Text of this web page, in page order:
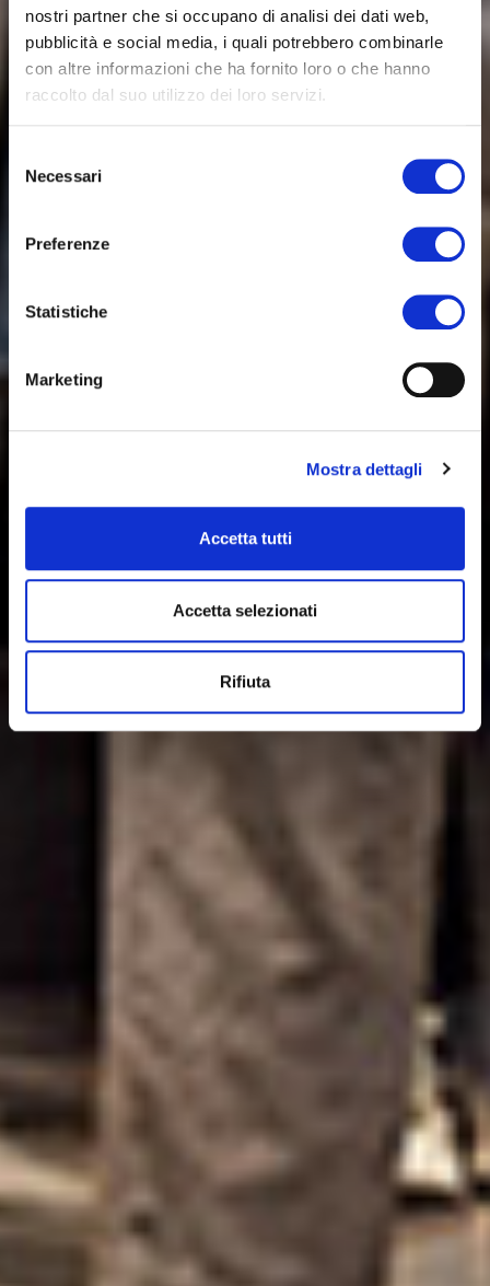
nostri partner che si occupano di analisi dei dati web,
pubblicità e social media, i quali potrebbero combinarle
con altre informazioni che ha fornito loro o che hanno
raccolto dal suo utilizzo dei loro servizi.
delNecessari
Preferenze
Statistiche
Marketing
Mostra dettagli
Accetta tutti
Accetta selezionati
Rifiuta